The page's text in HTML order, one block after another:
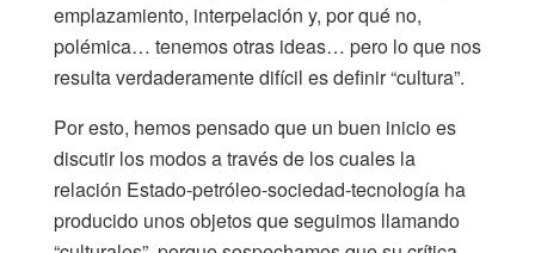
emplazamiento, interpelación y, por qué no,
polémica… tenemos otras ideas… pero lo que nos
resulta verdaderamente difícil es definir “cultura”.
Por esto, hemos pensado que un buen inicio es
discutir los modos a través de los cuales la
relación Estado-petróleo-sociedad-tecnología ha
producido unos objetos que seguimos llamando